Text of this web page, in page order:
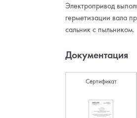
Электропривод
герметизации вала
сальник с пыльником.
Документация
Сертификат